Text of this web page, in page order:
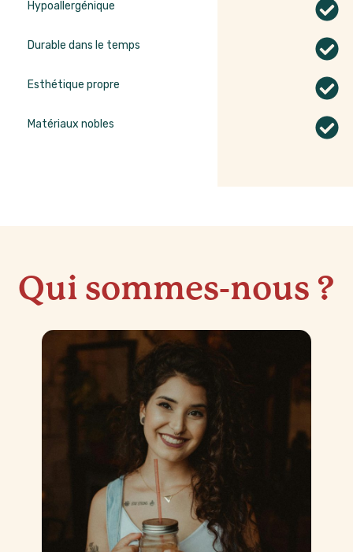
Hypoallergénique
Durable dans le temps
Esthétique propre
Matériaux nobles
Qui sommes-nous ?